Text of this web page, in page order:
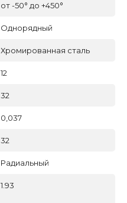
от -50° до +450°
Однорядный
Хромированная сталь
12
32
0,037
32
Радиальный
1.93